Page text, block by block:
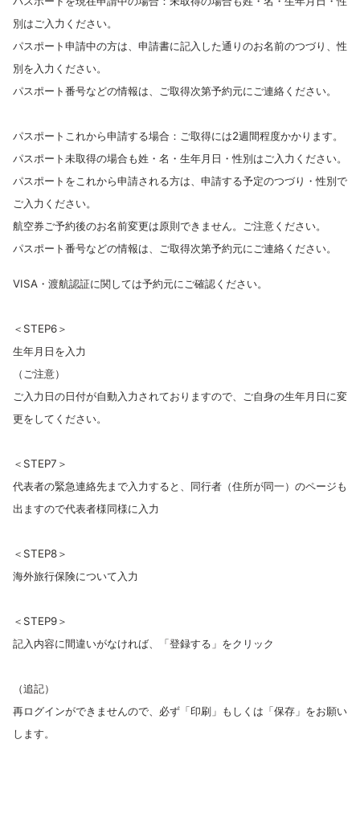
別はご入力ください。
パスポート申請中の方は、申請書に記入した通りのお名前のつづり、性
別を入力ください。
パスポート番号などの情報は、ご取得次第予約元にご連絡ください。
パスポートこれから申請する場合：ご取得には2週間程度かかります。
パスポート未取得の場合も姓・名・生年月日・性別はご入力ください。
パスポートをこれから申請される方は、申請する予定のつづり・性別で
ご入力ください。
航空券ご予約後のお名前変更は原則できません。ご注意ください。
パスポート番号などの情報は、ご取得次第予約元にご連絡ください。
VISA・渡航認証に関しては予約元にご確認ください。
＜STEP6＞
生年月日を入力
（ご注意）
ご入力日の日付が自動入力されておりますので、ご自身の生年月日に変
更をしてください。
＜STEP7＞
代表者の緊急連絡先まで入力すると、同行者（住所が同一）のページも
出ますので代表者様同様に入力
＜STEP8＞
海外旅行保険について入力
＜STEP9＞
記入内容に間違いがなければ、「登録する」をクリック
（追記）
再ログインができませんので、必ず「印刷」もしくは「保存」をお願い
します。